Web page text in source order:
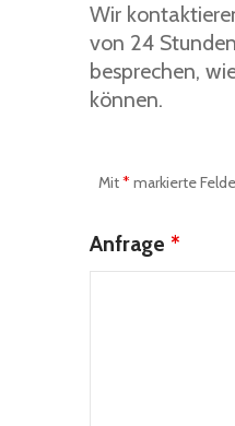
Wir
von 24
besprechen,
können.
Mit* markierte
Anfrage *